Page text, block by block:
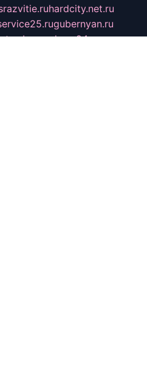
hardcity.net.ru
gubernyan.ru
andorra24.com